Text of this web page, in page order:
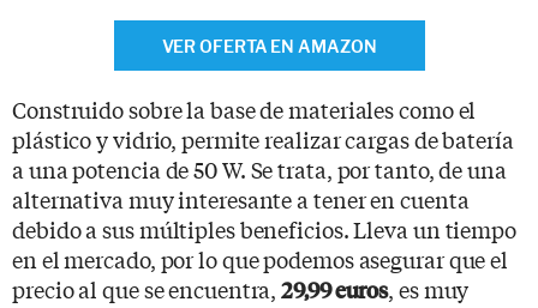
VER OFERTA EN AMAZON
Construido sobre la base de materiales como el
plástico y vidrio, permite realizar cargas de batería
a una potencia de 50 W. Se trata, por tanto, de una
alternativa muy interesante a tener en cuenta
debido a sus múltiples beneficios. Lleva un tiempo
en el mercado, por lo que podemos asegurar que el
precio al que se encuentra,29,99 euros, es muy